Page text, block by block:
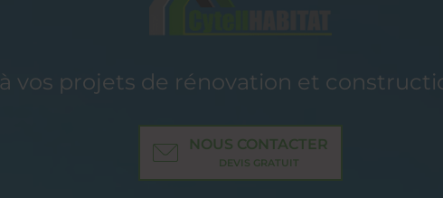
vos projets de rénovation et
NOUS CONTACTER
DEVIS GRATUIT